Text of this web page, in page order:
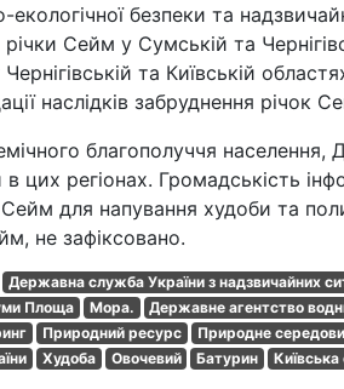
екологічної безпеки та
Сейм у Сумській та
та Київській
наслідків забруднення річок
благополуччя
цих регіонах. Громадськість
для напування худоби та
не зафіксовано.
Державна служба України з надзвичайних
Площа Мора.
Державне агентство
Природний ресурс Природне
Худоба Овочевий Батурин Київська